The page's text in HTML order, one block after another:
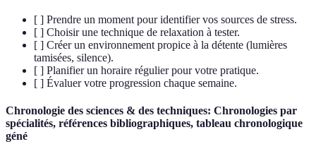
[ ] Prendre un moment pour identifier vos sources de stress.
[ ] Choisir une technique de relaxation à tester.
[ ] Créer un environnement propice à la détente (lumières
tamisées, silence).
[ ] Planifier un horaire régulier pour votre pratique.
[ ] Évaluer votre progression chaque semaine.
Chronologie des sciences & des techniques: Chronologies par
spécialités, références bibliographiques, tableau chronologique
géné